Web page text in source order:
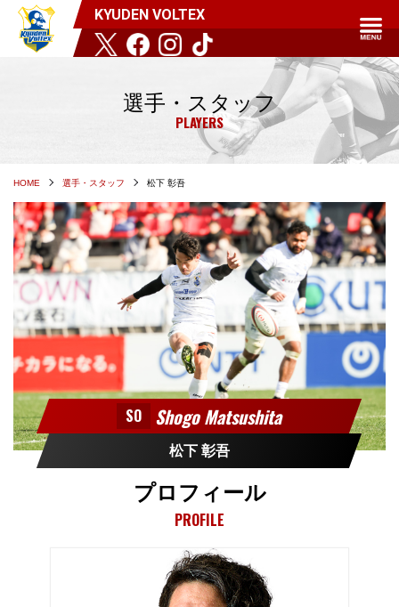
KYUDEN VOLTEX
選手・スタッフ
PLAYERS
HOME 選手・スタッフ 松下 彰吾
SO Shogo Matsushita
松下 彰吾
プロフィール
PROFILE